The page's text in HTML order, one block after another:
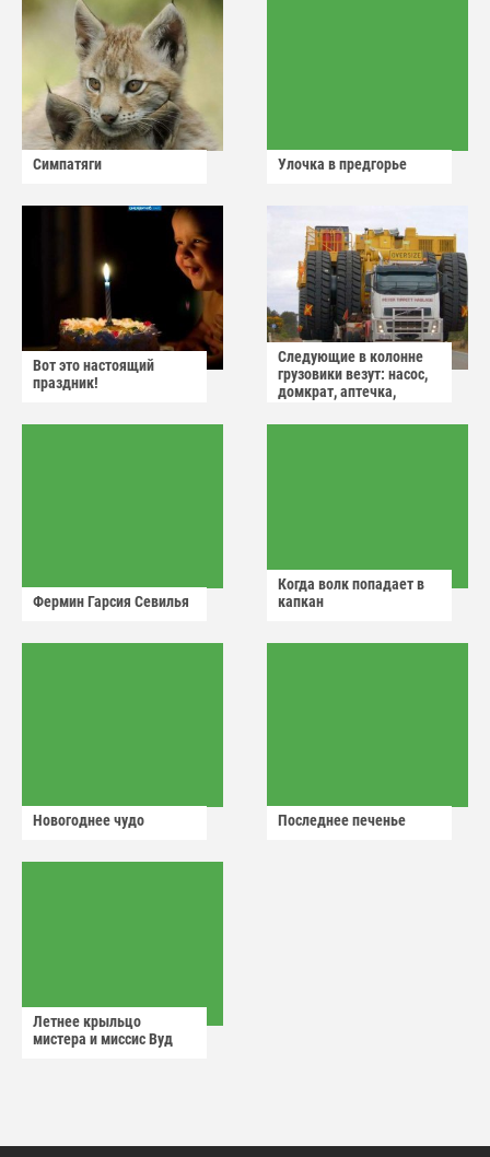
Симпатяги Улочка в предгорье
Вот это настоящий
праздник!
Следующие в колонне
грузовики везут: насос,
домкрат, аптечка,
Фермин Гарсия Севилья
Когда волк попадает в
капкан
Новогоднее чудо Последнее печенье
Летнее крыльцо
мистера и миссис Вуд